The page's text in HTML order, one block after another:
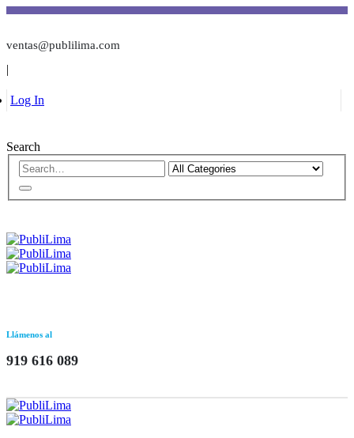
ventas@publilima.com
|
Log In
Search
Llámenos al
919 616 089